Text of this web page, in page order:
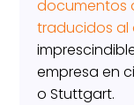
documentos
traducidos al
empresa en
o Stuttgart.